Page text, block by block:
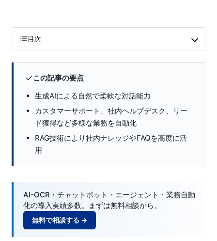
目次
この記事の要点
生成AIによる自然で柔軟な対話能力
カスタマーサポート、社内ヘルプデスク、リー
ド獲得など多様な業務を自動化
RAG技術により社内ナレッジやFAQを高度に活
用
AI-OCR・チャットボット・エージェント・業務自動
化の導入実績多数。まずは無料相談から。
無料で相談する →